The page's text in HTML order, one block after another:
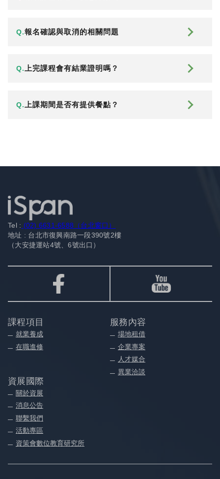
Q.報名確認與取消的相關問題
Q. 上完課程會有結業證明嗎？
Q. 上課期間是否有提供餐點？
Tel : (02) 6631-6588（台北窗口）
地址 : 台北市復興南路一段390號2樓
（大安捷運站4號、6號出口）
課程項目
就業養成
在職進修
服務內容
場地租借
企業專案
人才媒合
異業洽談
資展國際
關於資展
消息公告
聯繫我們
活動專區
資策會數位教育研究所